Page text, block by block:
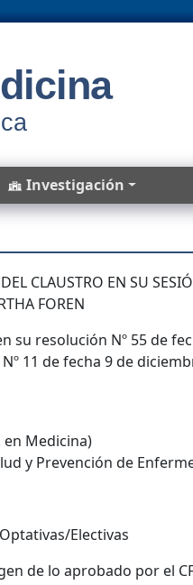
Investigación
CLAUSTRO EN SU
FOREN
su resolución Nº 55 de
11 de fecha 9 de
Medicina)
y Prevención de
Electivas
de lo aprobado por el